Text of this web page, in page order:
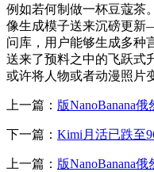
例如若何制做一杯豆蔻茶
像生成模子送来沉磅更
问库，用户能够生成多种
送来了预料之中的飞跃式
或许将人物或者动漫照片
上一篇： 版NanoBanana俄
下一篇： Kimi月活已跌至
上一篇： 版NanoBanana俄